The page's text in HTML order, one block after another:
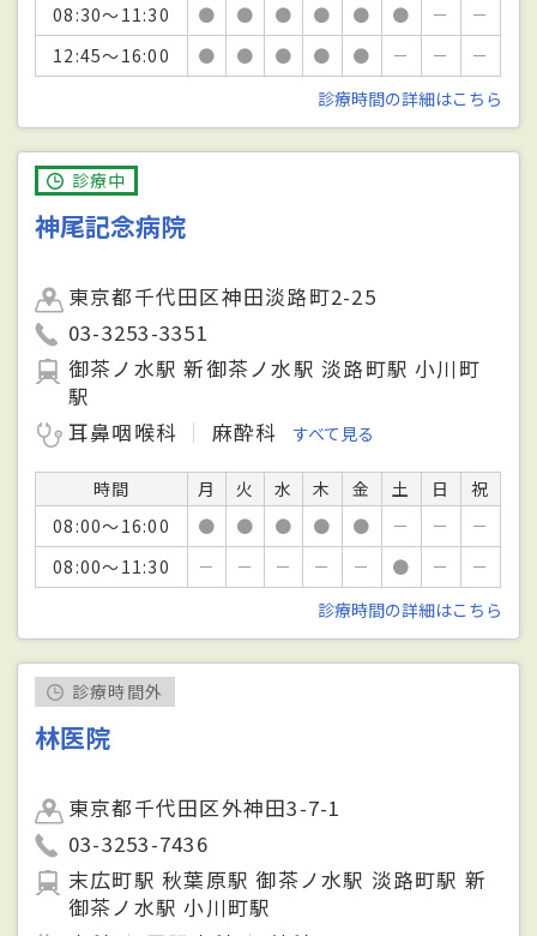
08:30～11:30
● ● ● ● ● ● －
－
12:45～16:00
● ● ● ● ● － －
－
診療時間の詳細はこちら
診療中
神尾記念病院
東京都千代田区神田淡路町2-25
03-3253-3351
御茶ノ水駅 新御茶ノ水駅 淡路町駅 小川町
駅
耳鼻咽喉科
麻酔科 すべて見る
時間 月 火 水 木 金 土 日
祝
08:00～16:00
● ● ● ● ● － －
－
08:00～11:30
－ － － － － ● －
－
診療時間の詳細はこちら
診療時間外
林医院
東京都千代田区外神田3-7-1
03-3253-7436
末広町駅 秋葉原駅 御茶ノ水駅 淡路町駅 新
御茶ノ水駅 小川町駅